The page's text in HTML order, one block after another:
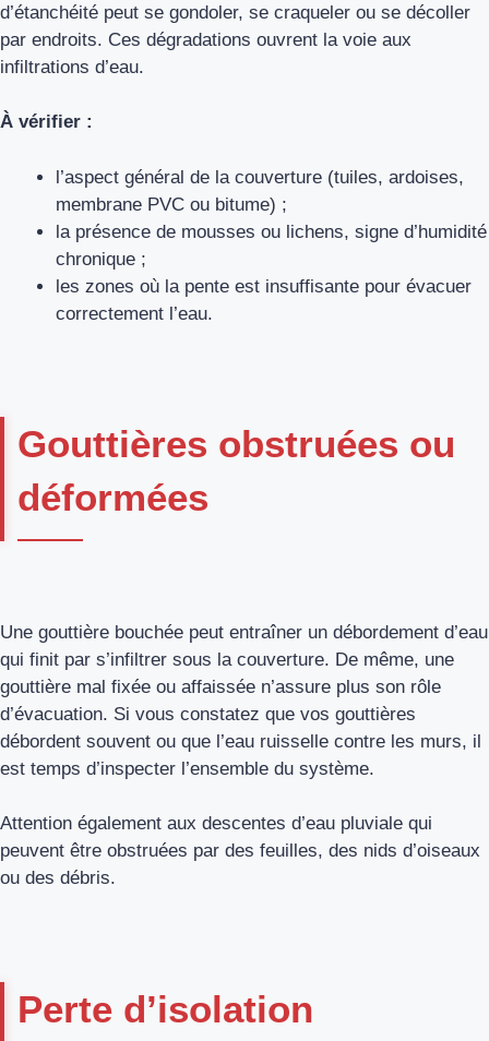
d’étanchéité peut se gondoler, se craqueler ou se décoller
par endroits. Ces dégradations ouvrent la voie aux
infiltrations d’eau.
À vérifier :
l’aspect général de la couverture (tuiles, ardoises,
membrane PVC ou bitume) ;
la présence de mousses ou lichens, signe d’humidité
chronique ;
les zones où la pente est insuffisante pour évacuer
correctement l’eau.
Gouttières obstruées ou
déformées
Une gouttière bouchée peut entraîner un débordement d’eau
qui finit par s’infiltrer sous la couverture. De même, une
gouttière mal fixée ou affaissée n’assure plus son rôle
d’évacuation. Si vous constatez que vos gouttières
débordent souvent ou que l’eau ruisselle contre les murs, il
est temps d’inspecter l’ensemble du système.
Attention également aux descentes d’eau pluviale qui
peuvent être obstruées par des feuilles, des nids d’oiseaux
ou des débris.
Perte d’isolation